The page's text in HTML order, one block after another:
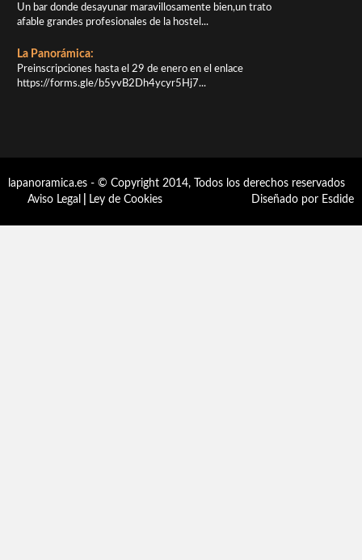
Un bar donde desayunar maravillosamente bien,un trato
afable grandes profesionales de la hostel...
La Panorámica:
Preinscripciones hasta el 29 de enero en el enlace
https://forms.gle/b5yvB2Dh4ycyr5Hj7...
lapanoramica.es - © Copyright 2014, Todos los derechos reservados
Aviso Legal
Ley de Cookies Diseñado por Esdide